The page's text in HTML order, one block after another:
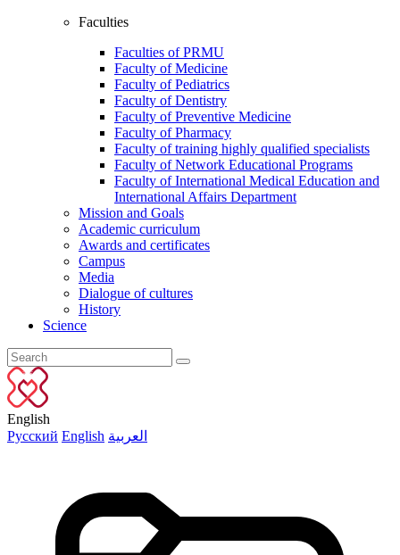
Faculties
Faculties of PRMU
Faculty of Medicine
Faculty of Pediatrics
Faculty of Dentistry
Faculty of Preventive Medicine
Faculty of Pharmacy
Faculty of training highly qualified specialists
Faculty of Network Educational Programs
Faculty of International Medical Education and
International Affairs Department
Mission and Goals
Academic curriculum
Awards and certificates
Campus
Media
Dialogue of cultures
History
Science
English
Русский English العربية